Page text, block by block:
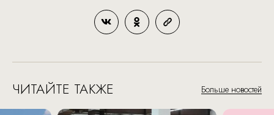
ЧИТАЙТЕ ТАКЖЕ Больше новостей